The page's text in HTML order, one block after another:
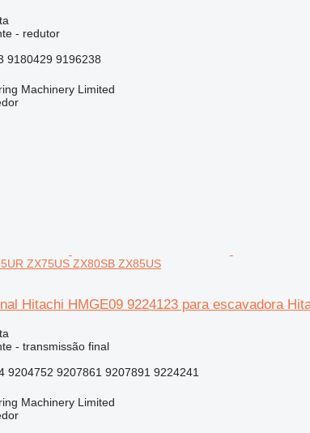
- redutor
9180429 9196238
Machinery Limited
ZX75US ZX80SB ZX85US
Hitachi HMGE09 9224123 para escavadora
- transmissão final
9204752 9207861 9207891 9224241
Machinery Limited